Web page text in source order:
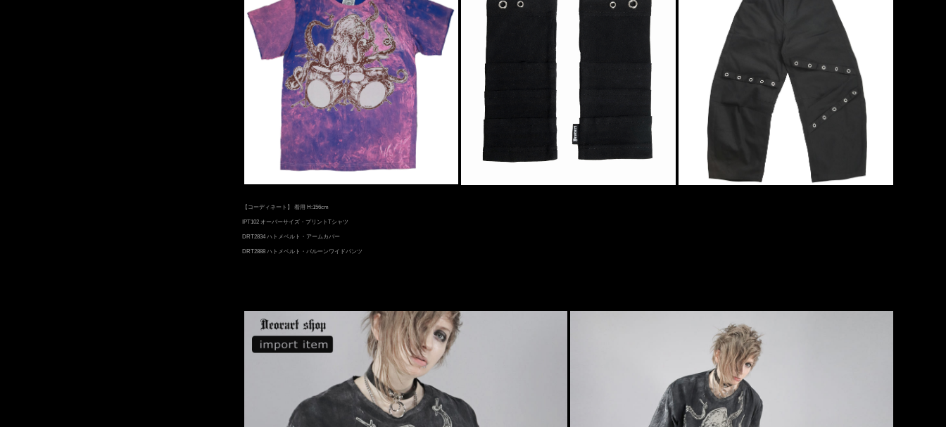
【コーディネート】 着用 H:156cm
IPT102 オーバーサイズ・プリントTシャツ
DRT2834 ハトメベルト・アームカバー
DRT2888 ハトメベルト・バルーンワイドパンツ